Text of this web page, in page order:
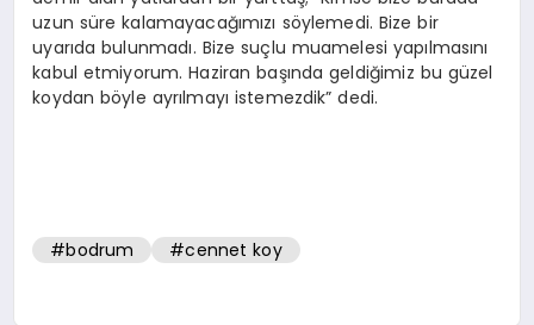
uzun süre kalamayacağımızı söylemedi. Bize bir
uyarıda bulunmadı. Bize suçlu muamelesi yapılmasını
kabul etmiyorum. Haziran başında geldiğimiz bu güzel
koydan böyle ayrılmayı istemezdik” dedi.
#bodrum #cennet koy